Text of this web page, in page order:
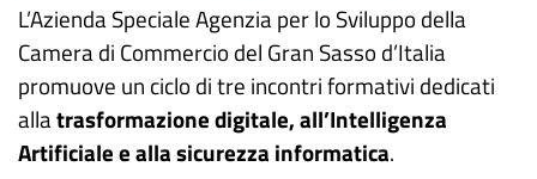
L’Azienda Speciale Agenzia per lo Sviluppo della
Camera di Commercio del Gran Sasso d’Italia
promuove un ciclo di tre incontri formativi dedicati
allatrasformazione digitale, all’Intelligenza
Artificiale e alla sicurezza informatica.